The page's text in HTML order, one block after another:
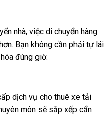
nhà, việc di chuyển hàng
Bạn không cần phải tự lái
đúng giờ.
dịch vụ cho thuê xe tải
môn sẽ sắp xếp cẩn